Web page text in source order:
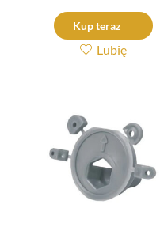
Kup teraz
Lubię